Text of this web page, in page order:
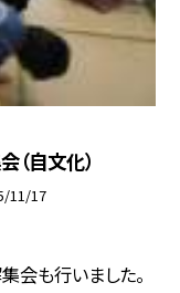
自文化）
11/17
会も行いました。